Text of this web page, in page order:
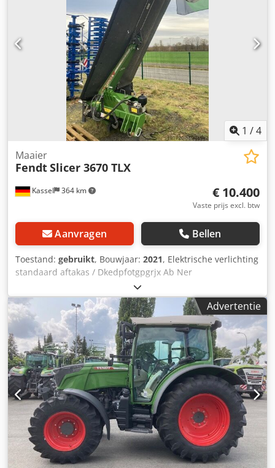
1 /4
Kassel 364 km
Maaier
FendtSlicer 3670 TLX
€ 10.400
Vaste prijs excl. btw
Aanvragen Bellen
Toestand: gebruikt, Bouwjaar: 2021, Elektrische verlichting
standaard aftakas / Dkedpfotgpgrjx Ab Ner
Advertentie